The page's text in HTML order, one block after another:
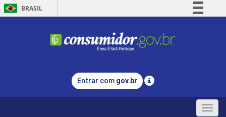
BRASIL
Comunica BR
Legislação
Entrar com gov.br
Toggle